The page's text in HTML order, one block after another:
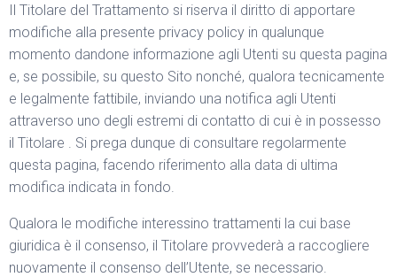
Il Titolare del Trattamento si riserva il diritto di apportare
modifiche alla presente privacy policy in qualunque
momento dandone informazione agli Utenti su questa pagina
e, se possibile, su questo Sito nonché, qualora tecnicamente
e legalmente fattibile, inviando una notifica agli Utenti
attraverso uno degli estremi di contatto di cui è in possesso
il Titolare . Si prega dunque di consultare regolarmente
questa pagina, facendo riferimento alla data di ultima
modifica indicata in fondo.
Qualora le modifiche interessino trattamenti la cui base
giuridica è il consenso, il Titolare provvederà a raccogliere
nuovamente il consenso dell’Utente, se necessario.